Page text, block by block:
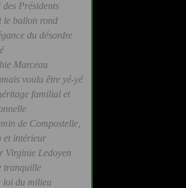
Présidents
le ballon rond
du désordre
Marceau
voulu être yé-yé
familial et
de Compostelle,
et intérieur
Virginie Ledoyen
tranquille
loi du milieu